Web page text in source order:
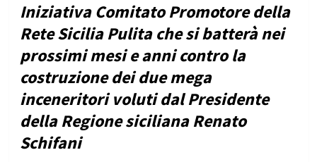
Iniziativa Comitato Promotore della
Rete Sicilia Pulita che si batterà nei
prossimi mesi e anni contro la
costruzione dei due mega
inceneritori voluti dal Presidente
della Regione siciliana Renato
Schifani